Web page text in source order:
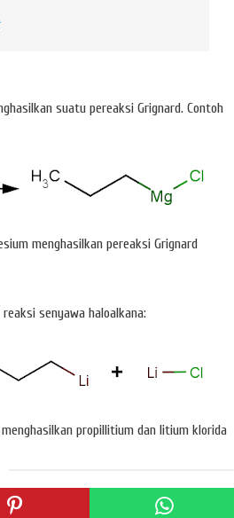
suatu pereaksi Grignard. Contoh
menghasilkan pereaksi Grignard
senyawa haloalkana:
propillitium dan litium klorida